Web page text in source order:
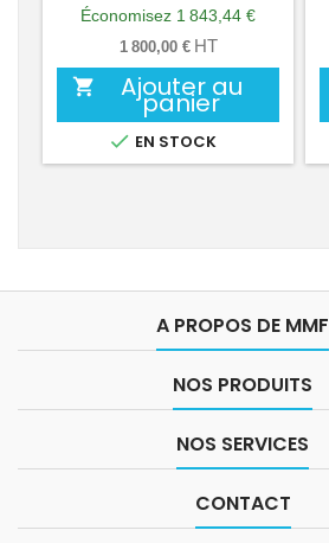
base
Économisez 1 843,44 €
1 800,00 € HT
 Ajouter au
panier
 EN STOCK
A PROPOS DE MMF
NOS PRODUITS
NOS SERVICES
CONTACT